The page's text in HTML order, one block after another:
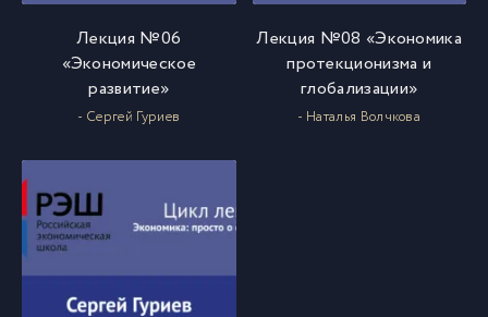
Лекция №06
«Экономическое
развитие»
- Сергей Гуриев
Лекция №08 «Экономика
протекционизма и
глобализации»
- Наталья Волчкова